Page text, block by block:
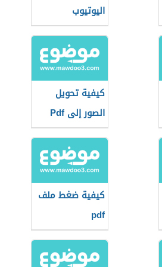
اليوتيوب
كيفية تحويل
الصور إلى Pdf
كيفية ضغط ملف
pdf